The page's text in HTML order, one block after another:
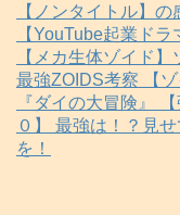
【ノンタイトル】
【YouTube起業ドラ
【メカ生体ゾイド
最強ZOIDS考察 【ゾ
『ダイの大冒険』
０】 最強は！？見
を！